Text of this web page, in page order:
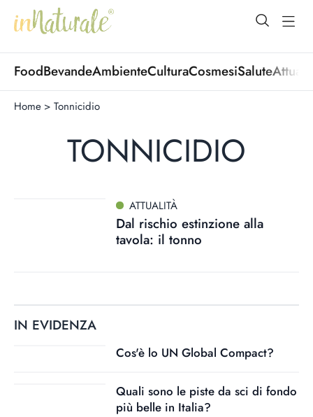
open
FoodBevandeAmbienteCulturaCosmesiSalute
Home > Tonnicidio
TONNICIDIO
ATTUALITÀ
Dal rischio estinzione alla
tavola: il tonno
IN EVIDENZA
Cos'è lo UN Global Compact?
Quali sono le piste da sci di fondo
più belle in Italia?